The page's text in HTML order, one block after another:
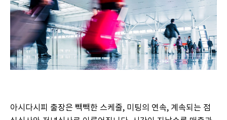
아시다시피 출장은 빽빽한 스케줄, 미팅의 연속, 계속되는 점